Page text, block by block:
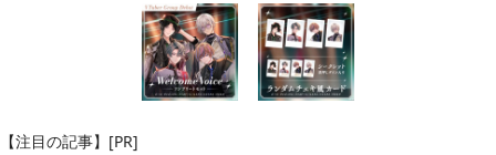
【注目の記事】[PR]